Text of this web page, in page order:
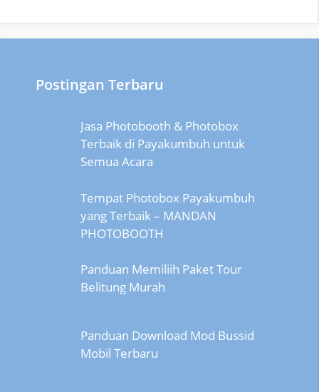
Postingan Terbaru
Jasa Photobooth & Photobox
Terbaik di Payakumbuh untuk
Semua Acara
Tempat Photobox Payakumbuh
yang Terbaik – MANDAN
PHOTOBOOTH
Panduan Memiliih Paket Tour
Belitung Murah
Panduan Download Mod Bussid
Mobil Terbaru